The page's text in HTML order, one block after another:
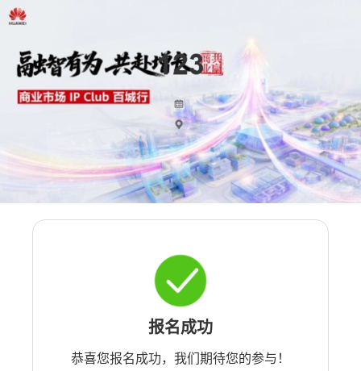
报名成功
恭喜您报名成功，我们期待您的参与！